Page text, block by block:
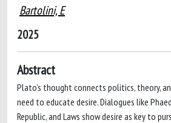
Bartolini, E
2025
Abstract
Plato’s thought connects politics, theory,
need to educate desire. Dialogues like
Republic, and Laws show desire as key to